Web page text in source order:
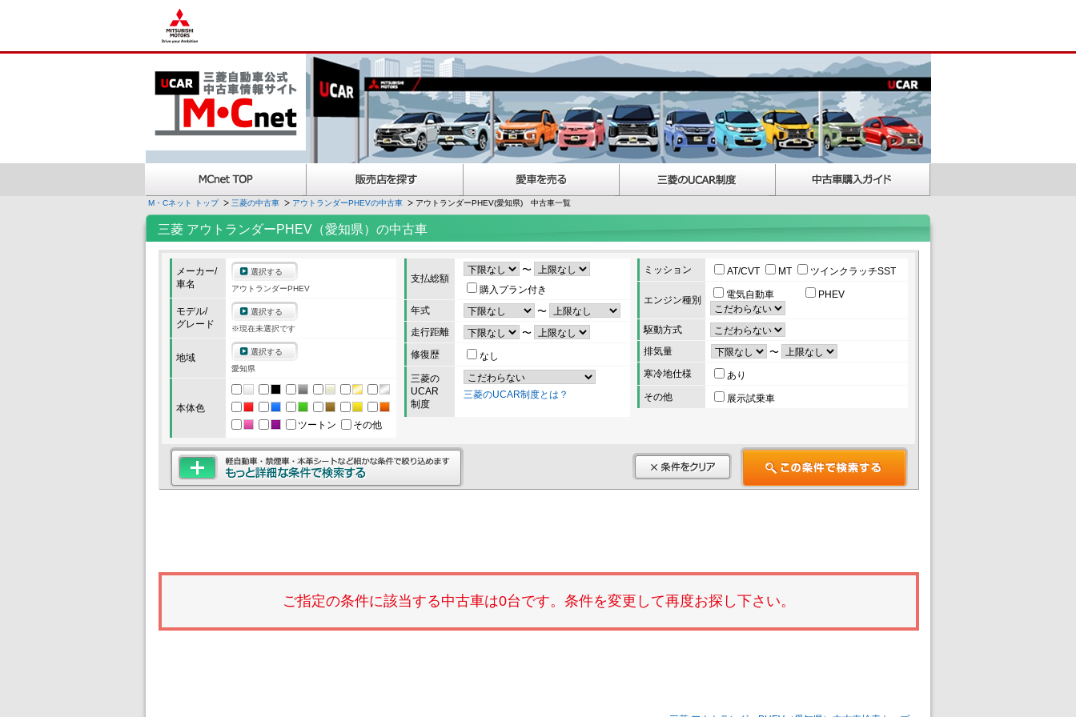
M・Cネット トップ 三菱の中古車 アウトランダーPHEVの中古車 アウトランダーPHEV(愛知県) 中古車一覧
三菱 アウトランダーPHEV（愛知県）の中古車
メーカー/
車名
選択する
アウトランダーPHEV
モデル/
グレード
選択する
※現在未選択です
地域
選択する
愛知県
本体色
ツートン
その他
支払総額
〜
購入プラン付き
年式
〜
走行距離
〜
修復歴
なし
三菱の
UCAR
制度
三菱のUCAR制度とは？
ミッション AT/CVT MT ツインクラッチSST
エンジン種別 電気自動車 PHEV
駆動方式
排気量
〜
寒冷地仕様
あり
その他
展示試乗車
ご指定の条件に該当する中古車は0台です。条件を変更して再度お探し下さい。